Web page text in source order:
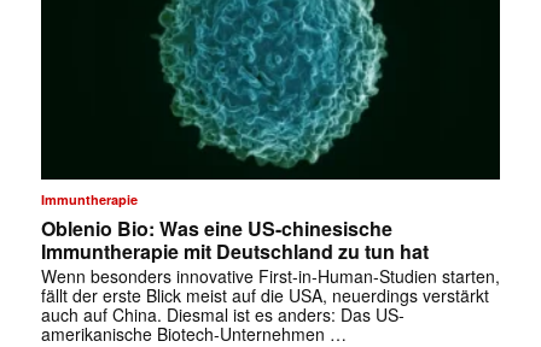
Immuntherapie
Oblenio Bio: Was eine US-chinesische
Immuntherapie mit Deutschland zu tun hat
Wenn besonders innovative First-in-Human-Studien starten,
fällt der erste Blick meist auf die USA, neuerdings verstärkt
auch auf China. Diesmal ist es anders: Das US-
amerikanische Biotech-Unternehmen …